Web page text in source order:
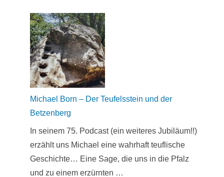
Michael Born – Der Teufelsstein und der
Betzenberg
In seinem 75. Podcast (ein weiteres Jubiläum!!)
erzählt uns Michael eine wahrhaft teuflische
Geschichte… Eine Sage, die uns in die Pfalz
und zu einem erzürnten …